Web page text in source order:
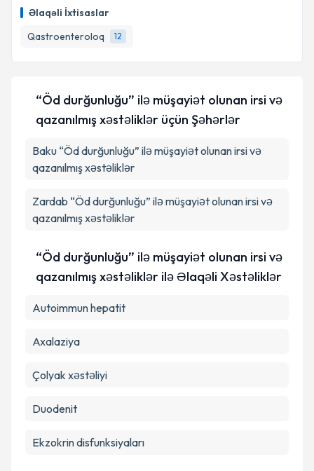
Əlaqəli İxtisaslar
Qastroenteroloq
12
Təqvim Tələbini Göndər
tələbi yaradın. Bu mütəxəssisdən randevu ala
biləcəyiniz təqvim hazır olduqda e-poçt ilə
məlumatlandırılacaqsınız.
E-poçt Ünvanınız
Şəxsi məlumatlarımın emal edilməsinə dair
Aydınlatma Mətnini oxudum və şəxsi
məlumatlarımın göstərilən çərçivədə emal
edilməsinə razılıq verirəm.
Təqvim Tələbini Göndər
“Öd durğunluğu” ilə müşayiət olunan irsi və
qazanılmış xəstəliklər üçün Şəhərlər
Baku “Öd durğunluğu” ilə müşayiət olunan irsi və
qazanılmış xəstəliklər
Zardab “Öd durğunluğu” ilə müşayiət olunan irsi və
qazanılmış xəstəliklər
“Öd durğunluğu” ilə müşayiət olunan irsi və
qazanılmış xəstəliklər ilə Əlaqəli Xəstəliklər
Autoimmun hepatit
Axalaziya
Çolyak xəstəliyi
Duodenit
Ekzokrin disfunksiyaları